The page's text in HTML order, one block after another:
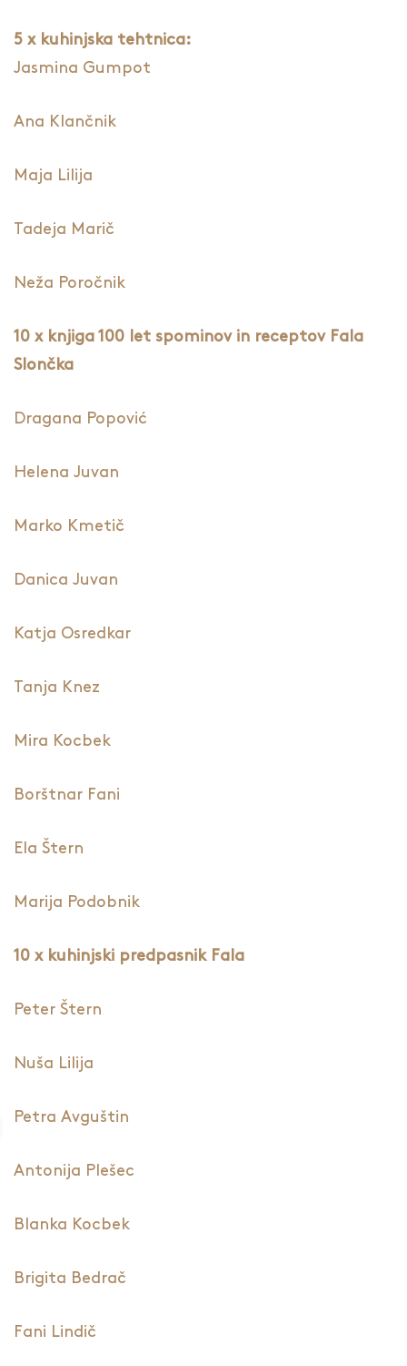
5 x kuhinjska tehtnica:
Jasmina Gumpot
Ana Klančnik
Maja Lilija
Tadeja Marič
Neža Poročnik
10 x knjiga 100 let spominov in receptov Fala
Slončka
Dragana Popović
Helena Juvan
Marko Kmetič
Danica Juvan
Katja Osredkar
Tanja Knez
Mira Kocbek
Borštnar Fani
Ela Štern
Marija Podobnik
10 x kuhinjski predpasnik Fala
Peter Štern
Nuša Lilija
Petra Avguštin
Antonija Plešec
Blanka Kocbek
Brigita Bedrač
Fani Lindič